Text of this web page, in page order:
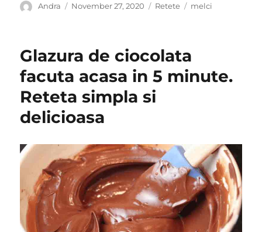
Author
Andra
Posted
November 27, 2020 Categories
Retete Tags
melci
Glazura de ciocolata
facuta acasa in 5 minute.
Reteta simpla si
delicioasa